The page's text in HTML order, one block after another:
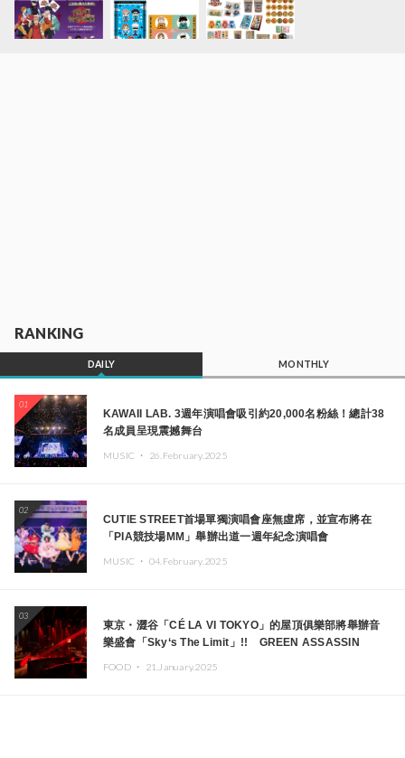
RANKING
DAILY MONTHLY
01
KAWAII LAB. 3週年演唱會吸引約20,000名粉絲！總計38
名成員呈現震撼舞台
MUSIC ・ 26.February.2025
02
CUTIE STREET首場單獨演唱會座無虛席，並宣布將在
「PIA競技場MM」舉辦出道一週年紀念演唱會
MUSIC ・ 04.February.2025
03
東京・澀谷「CÉ LA VI TOKYO」的屋頂俱樂部將舉辦音
樂盛會「Sky‘s The Limit」!! GREEN ASSASSIN
本頂尖DJ及創作者齊聚一堂
FOOD ・ 21.January.2025